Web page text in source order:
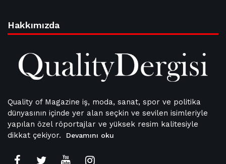
Hakkımızda
Quality of Magazine iş, moda, sanat, spor ve politika
dünyasının içinde yer alan seçkin ve sevilen isimleriyle
yapılan özel röportajlar ve yüksek resim kalitesiyle
dikkat çekiyor.
Devamını oku